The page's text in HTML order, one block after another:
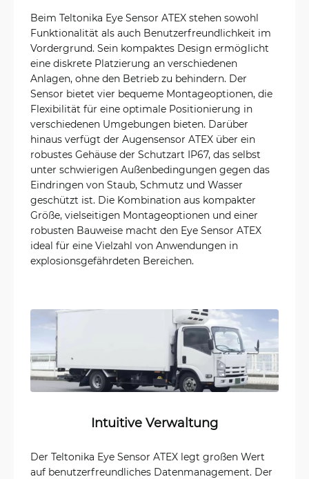
Beim Teltonika Eye Sensor ATEX stehen sowohl
Funktionalität als auch Benutzerfreundlichkeit im
Vordergrund. Sein kompaktes Design ermöglicht
eine diskrete Platzierung an verschiedenen
Anlagen, ohne den Betrieb zu behindern. Der
Sensor bietet vier bequeme Montageoptionen, die
Flexibilität für eine optimale Positionierung in
verschiedenen Umgebungen bieten. Darüber
hinaus verfügt der Augensensor ATEX über ein
robustes Gehäuse der Schutzart IP67, das selbst
unter schwierigen Außenbedingungen gegen das
Eindringen von Staub, Schmutz und Wasser
geschützt ist. Die Kombination aus kompakter
Größe, vielseitigen Montageoptionen und einer
robusten Bauweise macht den Eye Sensor ATEX
ideal für eine Vielzahl von Anwendungen in
explosionsgefährdeten Bereichen.
Intuitive Verwaltung
Der Teltonika Eye Sensor ATEX legt großen Wert
auf benutzerfreundliches Datenmanagement. Der